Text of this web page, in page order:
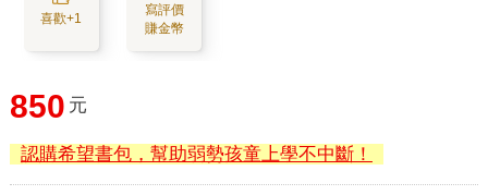
喜歡+1
寫評價
賺金幣
850 元
認購希望書包，幫助弱勢孩童上學不中斷！